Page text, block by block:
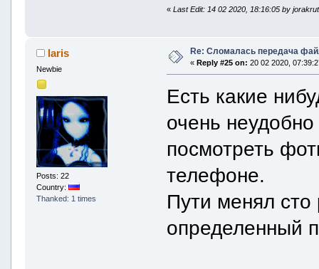
«Last Edit: 14 02 2020, 18:16:05 by jorakrut
laris
Newbie
Posts: 22
Country:
Thanked: 1 times
Re: Сломалась передача
« Reply #25 on: 20 02 2020,
Есть какие
очень
посмотреть
телефоне.
Пути менял сто
определенный